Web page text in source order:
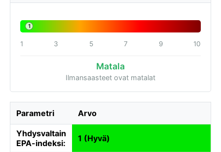
1
1 3 5 7 9 10
Matala
Ilmansaasteet ovat matalat
Parametri Arvo
Yhdysvaltain
EPA-indeksi:
1 (Hyvä)